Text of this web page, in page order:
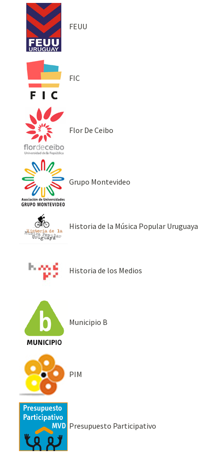
FEUU
FIC
Flor De Ceibo
Grupo Montevideo
Historia de la Música Popular Uruguaya
Historia de los Medios
Municipio B
PIM
Presupuesto Participativo